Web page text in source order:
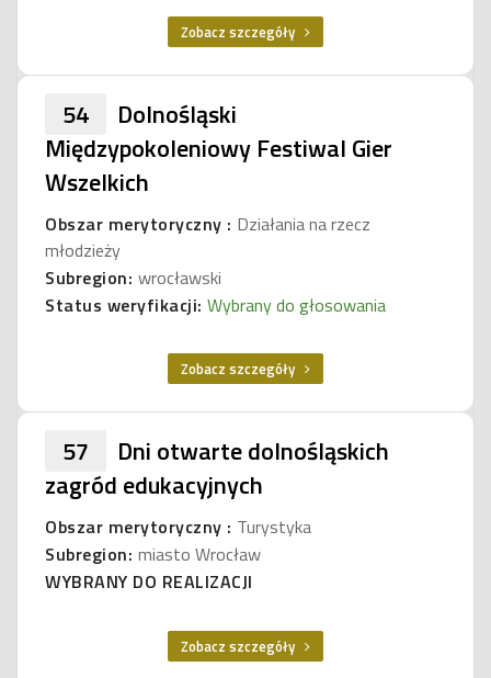
Zobacz szczegóły
54
Dolnośląski
Międzypokoleniowy Festiwal Gier
Wszelkich
Obszar merytoryczny : Działania na rzecz
młodzieży
Subregion: wrocławski
Status weryfikacji: Wybrany do głosowania
Zobacz szczegóły
57
Dni otwarte dolnośląskich
zagród edukacyjnych
Obszar merytoryczny : Turystyka
Subregion: miasto Wrocław
WYBRANY DO REALIZACJI
Zobacz szczegóły